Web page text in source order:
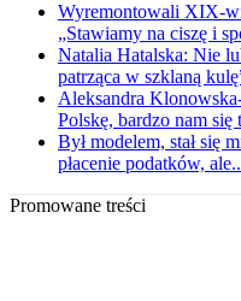
Wyremontowali XIX-
„Stawiamy na ciszę i
Natalia Hatalska: Nie
patrząca w szklaną
Aleksandra
Polskę, bardzo nam się
Był modelem, stał się
płacenie podatków,
Promowane treści